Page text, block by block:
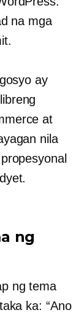
na mga
ay
at
nila
ng
ng tema
ka: “Ano